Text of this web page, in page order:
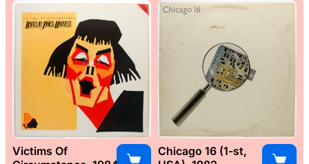
Victims Of
Chicago 16 (1-st,